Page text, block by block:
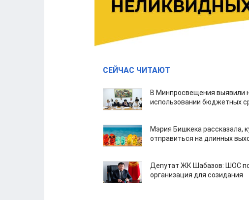
СЕЙЧАС ЧИТАЮТ
В Минпросвещения выявили
использовании бюджетных
Мэрия Бишкека рассказала,
отправиться на длинных
Депутат ЖК Шабазов: ШОС
организация для созидания